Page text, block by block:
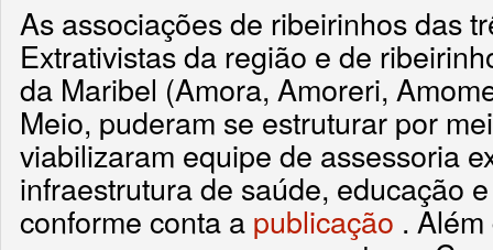
As associações de ribeirinhos das
Extrativistas da região e de
da Maribel (Amora, Amoreri,
Meio, puderam se estruturar por
viabilizaram equipe de assessoria
infraestrutura de saúde, educação
conforme conta a publicação .